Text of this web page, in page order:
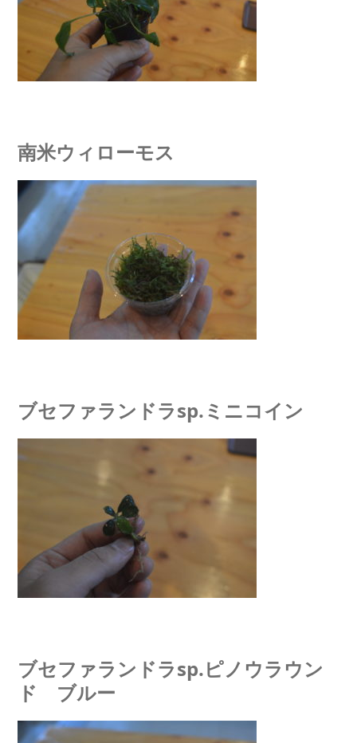
南米ウィローモス
ブセファランドラsp.ミニコイン
ブセファランドラsp.ピノウラウン
ド ブルー